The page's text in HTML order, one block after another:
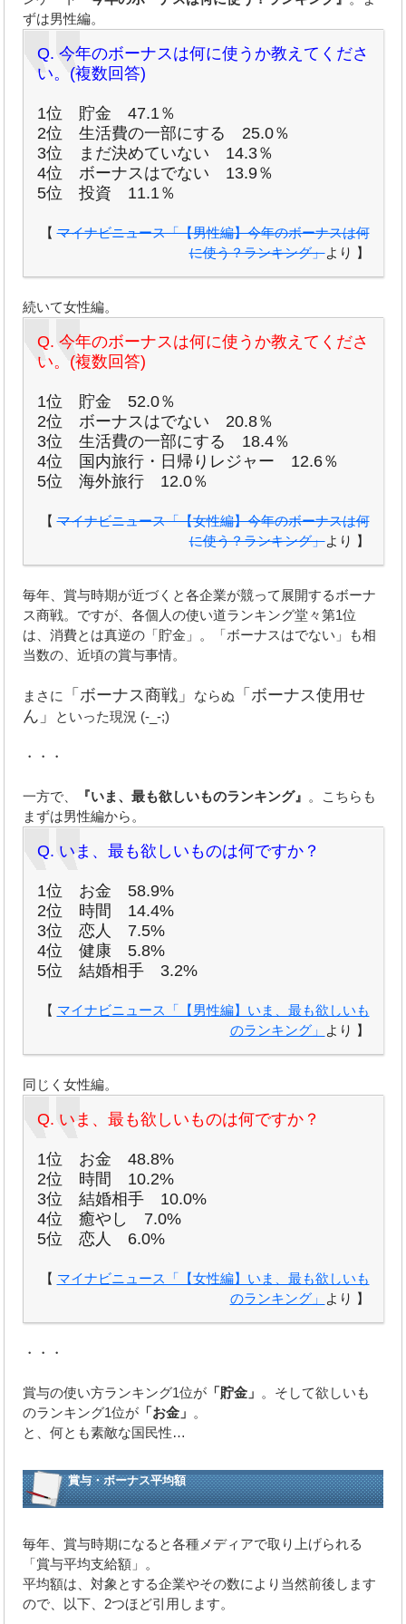
ずは男性編。
Q. 今年のボーナスは何に使うか教えてくださ
い。(複数回答)
1位 貯金 47.1％
2位 生活費の一部にする 25.0％
3位 まだ決めていない 14.3％
4位 ボーナスはでない 13.9％
5位 投資 11.1％
【マイナビニュース「【男性編】今年のボーナスは何
に使う？ランキング」より 】
続いて女性編。
Q. 今年のボーナスは何に使うか教えてくださ
い。(複数回答)
1位 貯金 52.0％
2位 ボーナスはでない 20.8％
3位 生活費の一部にする 18.4％
4位 国内旅行・日帰りレジャー 12.6％
5位 海外旅行 12.0％
【マイナビニュース「【女性編】今年のボーナスは何
に使う？ランキング」より 】
毎年、賞与時期が近づくと各企業が競って展開するボーナ
ス商戦。ですが、各個人の使い道ランキング堂々第1位
は、消費とは真逆の「貯金」。「ボーナスはでない」も相
当数の、近頃の賞与事情。
まさに 「ボーナス商戦」 ならぬ
「ボーナス使用せ
ん」
といった現況 (-_-;)
・・・
一方で、 『いま、最も欲しいものランキング』 。こちらも
まずは男性編から。
Q. いま、最も欲しいものは何ですか？
1位 お金 58.9%
2位 時間 14.4%
3位 恋人 7.5%
4位 健康 5.8%
5位 結婚相手 3.2%
【 マイナビニュース「【男性編】いま、最も欲しいも
のランキング」
より 】
同じく女性編。
Q. いま、最も欲しいものは何ですか？
1位 お金 48.8%
2位 時間 10.2%
3位 結婚相手 10.0%
4位 癒やし 7.0%
5位 恋人 6.0%
【 マイナビニュース「【女性編】いま、最も欲しいも
のランキング」
より 】
・・・
賞与の使い方ランキング1位が 「貯金」 。そして欲しいも
のランキング1位が 「お金」 。
と、何とも素敵な国民性…
賞与・ボーナス平均額
毎年、賞与時期になると各種メディアで取り上げられる
「賞与平均支給額」。
平均額は、対象とする企業やその数により当然前後します
ので、以下、2つほど引用します。